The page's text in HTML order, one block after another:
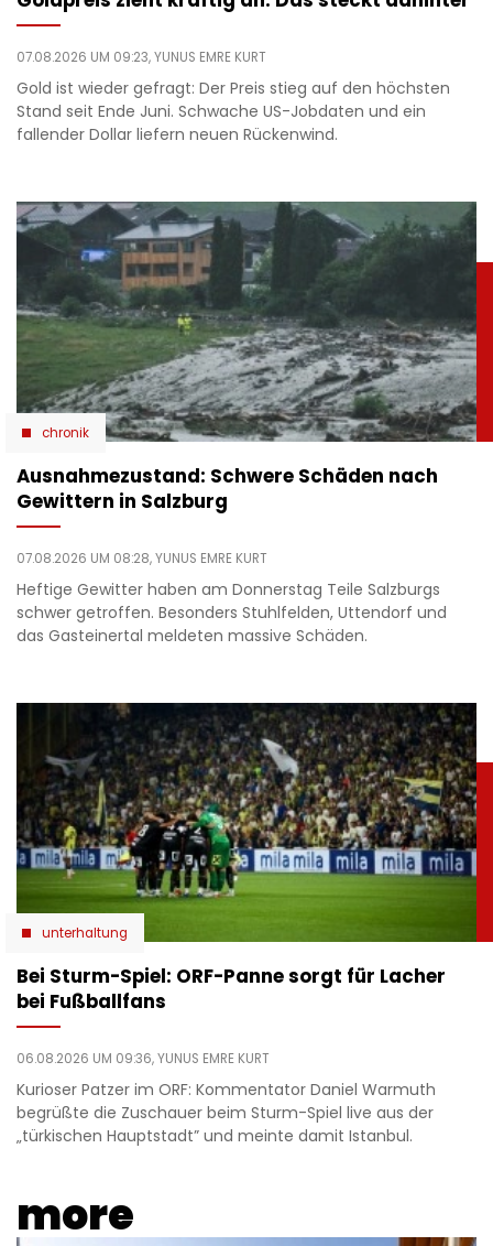
07.08.2026 UM 09:23,YUNUS EMRE KURT
Gold ist wieder gefragt: Der Preis stieg auf den höchsten
Stand seit Ende Juni. Schwache US-Jobdaten und ein
fallender Dollar liefern neuen Rückenwind.
chronik
Ausnahmezustand: Schwere Schäden nach
Gewittern in Salzburg
07.08.2026 UM 08:28,YUNUS EMRE KURT
Heftige Gewitter haben am Donnerstag Teile Salzburgs
schwer getroffen. Besonders Stuhlfelden, Uttendorf und
das Gasteinertal meldeten massive Schäden.
unterhaltung
Bei Sturm-Spiel: ORF-Panne sorgt für Lacher
bei Fußballfans
06.08.2026 UM 09:36,YUNUS EMRE KURT
Kurioser Patzer im ORF: Kommentator Daniel Warmuth
begrüßte die Zuschauer beim Sturm-Spiel live aus der
„türkischen Hauptstadt” und meinte damit Istanbul.
more